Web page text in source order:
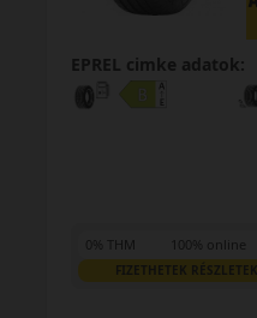
EPREL cimke adatok:
0% THM 100% online
FIZETHETEK